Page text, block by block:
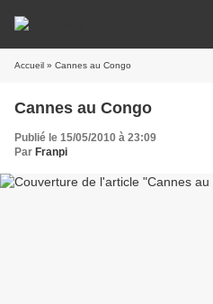
Accueil » Cannes au Congo
Cannes au Congo
Publié le 15/05/2010 à 23:09
Par Franpi